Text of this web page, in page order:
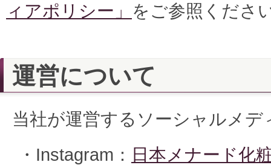
ィアポリシー」 をご参照くださ
運営について
当社が運営するソーシャルメ
・Instagram： 日本メナード化